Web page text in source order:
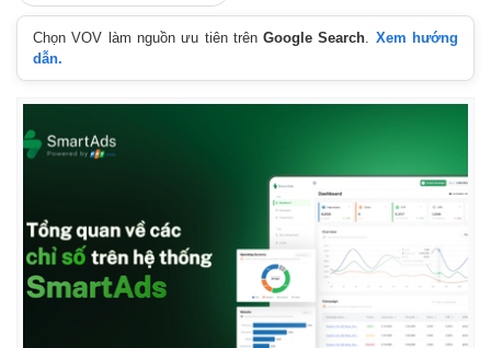
Chọn VOV làm nguồn ưu tiên trênGoogle Search. Xem hướng
dẫn.